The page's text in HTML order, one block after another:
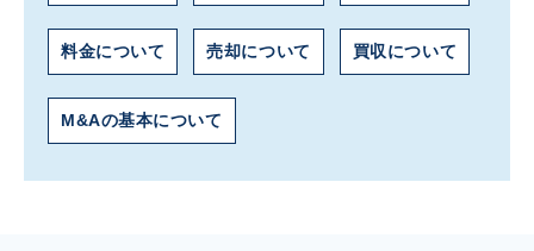
料金について 売却について 買収について
M&Aの基本について